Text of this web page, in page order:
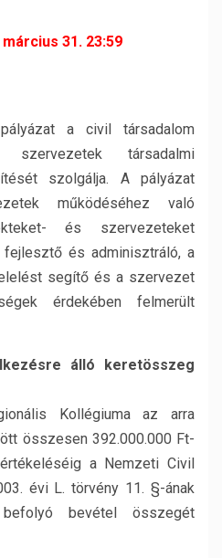
március 31. 23:59
a civil társadalom
társadalmi
szolgálja. A pályázat
működéséhez való
és szervezeteket
fejlesztő és adminisztráló, a
segítő és a szervezet
érdekében felmerült
álló keretösszeg
Kollégiuma az arra
összesen 392.000.000 Ft-
a Nemzeti Civil
évi L. törvény 11. §-ának
bevétel összegét